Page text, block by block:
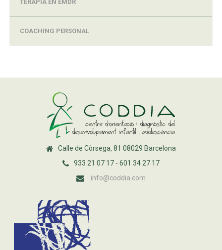
TERÀPIA EN EMDR
COACHING PERSONAL
Calle de Còrsega, 81 08029 Barcelona
933 21 07 17 - 601 34 27 17
info@coddia.com